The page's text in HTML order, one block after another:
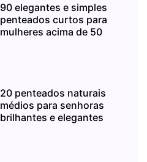
90 elegantes e simples
penteados curtos para
mulheres acima de 50
20 penteados naturais
médios para senhoras
brilhantes e elegantes